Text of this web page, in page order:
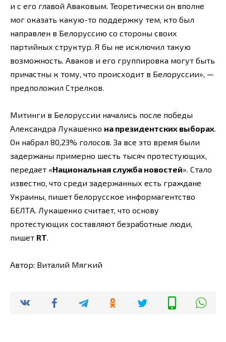
и с его главой Аваковым. Теоретически он вполне
мог оказать какую-то поддержку тем, кто был
направлен в Белоруссию со стороны своих
партийных структур. Я бы не исключил такую
возможность. Аваков и его группировка могут быть
причастны к тому, что происходит в Белоруссии», —
предположил Стрелков.
Митинги в Белоруссии начались после победы
Александра Лукашенко на президентских выборах.
Он набрал 80,23% голосов. За все это время были
задержаны примерно шесть тысяч протестующих,
передает «Национальная служба новостей». Стало
известно, что среди задержанных есть граждане
Украины, пишет белорусское информагентство
БЕЛТА. Лукашенко считает, что основу
протестующих составляют безработные люди,
пишет RT.
Автор: Виталий Мягкий